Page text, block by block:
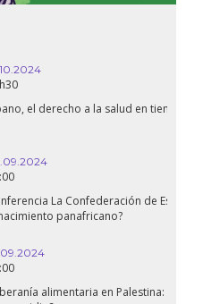
de guerra
Estados del Sahel: ¿un
¿qué perspectivas hay frente